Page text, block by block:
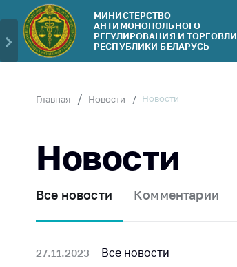
Министерство
Руководство
Министерства
Законодательство
Антикоррупционная
деятельность
консультативный
совет
МИНИСТЕРСТВО
АНТИМОНОПОЛЬНОГО
РЕГУЛИРОВАНИЯ И ТОРГОВЛИ
РЕСПУБЛИКИ БЕЛАРУСЬ
Главная Новости Новости
Новости
Все новости Комментарии
27.11.2023 Все новости